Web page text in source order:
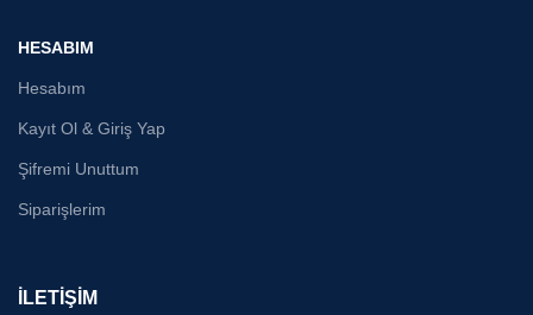
HESABIM
Hesabım
Kayıt Ol & Giriş Yap
Şifremi Unuttum
Siparişlerim
İLETİŞİM